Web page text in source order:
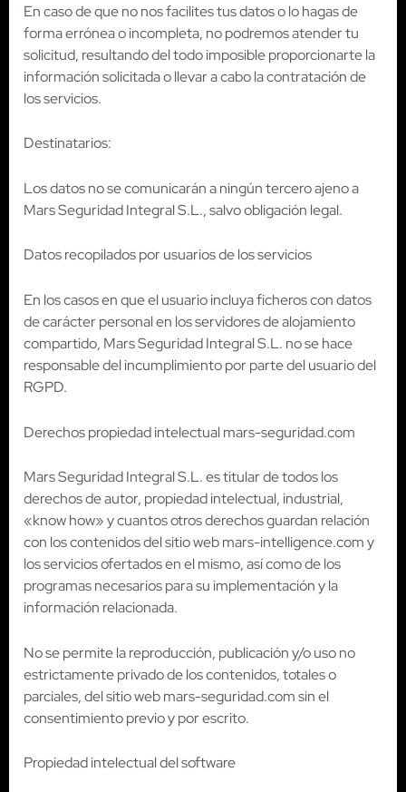
En caso de que no nos facilites tus datos o lo hagas de
forma errónea o incompleta, no podremos atender tu
solicitud, resultando del todo imposible proporcionarte la
información solicitada o llevar a cabo la contratación de
los servicios.
Destinatarios:
Los datos no se comunicarán a ningún tercero ajeno a
Mars Seguridad Integral S.L., salvo obligación legal.
Datos recopilados por usuarios de los servicios
En los casos en que el usuario incluya ficheros con datos
de carácter personal en los servidores de alojamiento
compartido, Mars Seguridad Integral S.L. no se hace
responsable del incumplimiento por parte del usuario del
RGPD.
Derechos propiedad intelectual mars-seguridad.com
Mars Seguridad Integral S.L. es titular de todos los
derechos de autor, propiedad intelectual, industrial,
«know how» y cuantos otros derechos guardan relación
con los contenidos del sitio web mars-intelligence.com y
los servicios ofertados en el mismo, así como de los
programas necesarios para su implementación y la
información relacionada.
No se permite la reproducción, publicación y/o uso no
estrictamente privado de los contenidos, totales o
parciales, del sitio web mars-seguridad.com sin el
consentimiento previo y por escrito.
Propiedad intelectual del software